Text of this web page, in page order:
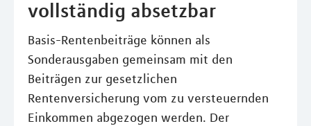
vollständig absetzbar
Basis-Rentenbeiträge können als
Sonderausgaben gemeinsam mit den
Beiträgen zur gesetzlichen
Rentenversicherung vom zu versteuernden
Einkommen abgezogen werden. Der